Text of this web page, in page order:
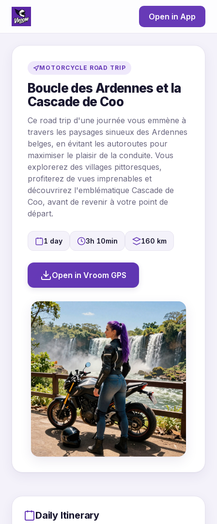
Open in App
MOTORCYCLE ROAD TRIP
Boucle des Ardennes et la
Cascade de Coo
Ce road trip d'une journée vous emmène à
travers les paysages sinueux des Ardennes
belges, en évitant les autoroutes pour
maximiser le plaisir de la conduite. Vous
explorerez des villages pittoresques,
profiterez de vues imprenables et
découvrirez l'emblématique Cascade de
Coo, avant de revenir à votre point de
départ.
1 day 3h 10min 160 km
Open in Vroom GPS
MapLibre|OpenFreeMap © OpenMapTilesData fromOpenStreetMap
Daily Itinerary